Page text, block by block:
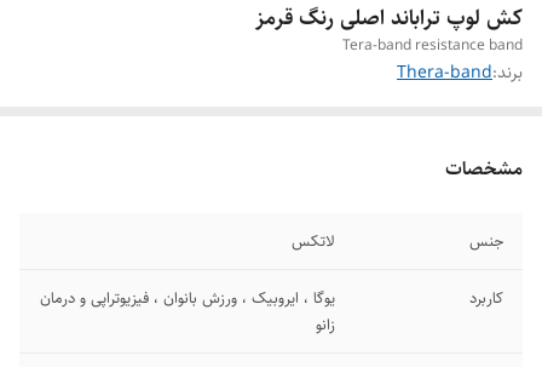
کش لوپ تراباند اصلی رنگ قرمز
Tera-band resistance band
برند:Thera-band
مشخصات
جنس لاتکس
کاربرد
یوگا ، ایروبیک ، ورزش بانوان ، فیزیوتراپی و درمان
زانو